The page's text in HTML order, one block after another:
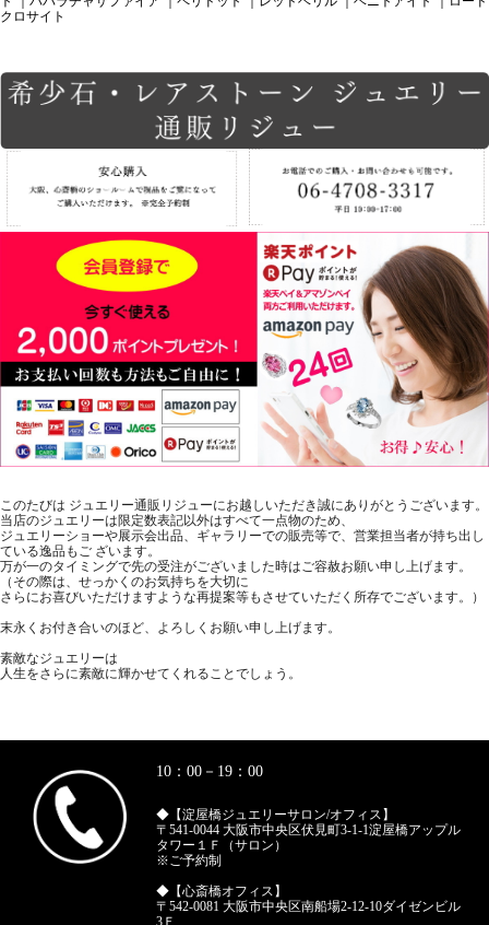
クロサイト
このたびは ジュエリー通販リジューにお越しいただき誠にありがとうございます。
当店のジュエリーは限定数表記以外はすべて一点物のため、
ジュエリーショーや展示会出品、ギャラリーでの販売等で、営業担当者が持ち出し
ている逸品もご ざいます。
万が一のタイミングで先の受注がございました時はご容赦お願い申し上げます。
（その際は、せっかくのお気持ちを大切に
さらにお喜びいただけますような再提案等もさせていただく所存でございます。）
末永くお付き合いのほど、よろしくお願い申し上げます。
素敵なジュエリーは
人生をさらに素敵に輝かせてくれることでしょう。
10：00－19：00
◆【淀屋橋ジュエリーサロン/オフィス】
〒541-0044 大阪市中央区伏見町3-1-1淀屋橋アップル
タワー１Ｆ（サロン）
※ご予約制
◆【心斎橋オフィス】
〒542-0081 大阪市中央区南船場2-12-10ダイゼンビル
3Ｆ